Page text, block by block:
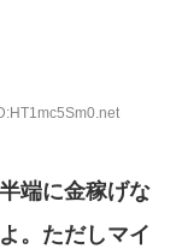
端に金稼げな
。ただしマイ